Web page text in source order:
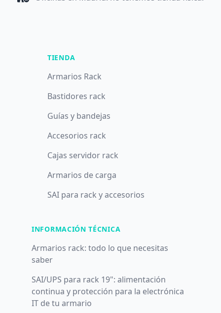
TIENDA
Armarios Rack
Bastidores rack
Guías y bandejas
Accesorios rack
Cajas servidor rack
Armarios de carga
SAI para rack y accesorios
INFORMACIÓN TÉCNICA
Armarios rack: todo lo que necesitas
saber
SAI/UPS para rack 19": alimentación
continua y protección para la electrónica
IT de tu armario